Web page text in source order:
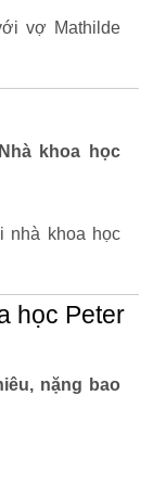
vợ Mathilde
khoa học
nhà khoa học
học Peter
nặng bao